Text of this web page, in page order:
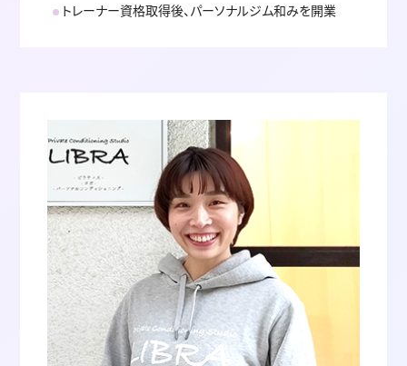
トレーナー資格取得後、パーソナルジム和みを開業